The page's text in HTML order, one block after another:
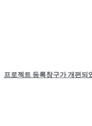
프로젝트 등록창구가 개편되